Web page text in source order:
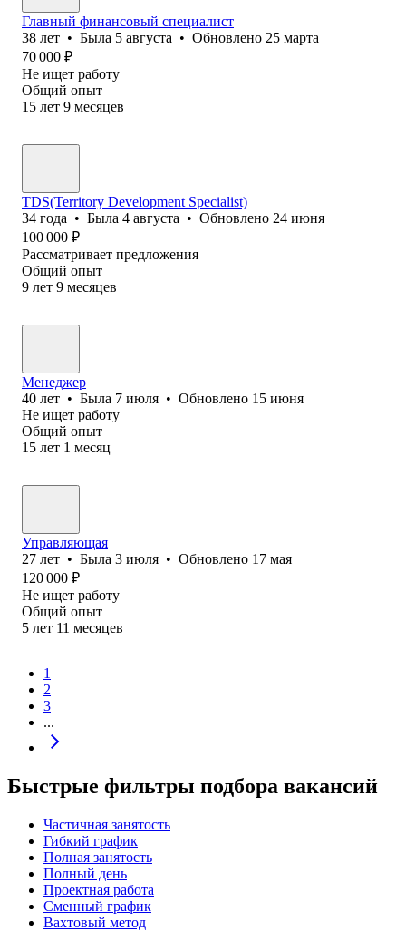
Главный финансовый специалист
38 лет • Была 5 августа • Обновлено 25 марта
70 000 ₽
Не ищет работу
Общий опыт
15 лет 9 месяцев
TDS(Territory Development Specialist)
34 года • Была 4 августа • Обновлено 24 июня
100 000 ₽
Рассматривает предложения
Общий опыт
9 лет 9 месяцев
Менеджер
40 лет • Была 7 июля • Обновлено 15 июня
Не ищет работу
Общий опыт
15 лет 1 месяц
Управляющая
27 лет • Была 3 июля • Обновлено 17 мая
120 000 ₽
Не ищет работу
Общий опыт
5 лет 11 месяцев
1
2
3
...
Быстрые фильтры подбора вакансий
Частичная занятость
Гибкий график
Полная занятость
Полный день
Проектная работа
Сменный график
Вахтовый метод